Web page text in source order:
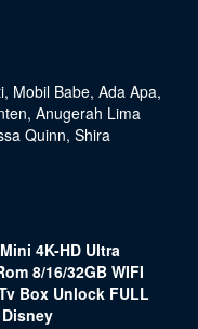
, Mobil Babe, Ada Apa,
, Anugerah Lima
Quinn, Shira
4K-HD Ultra
8/16/32GB WIFI
Box Unlock FULL